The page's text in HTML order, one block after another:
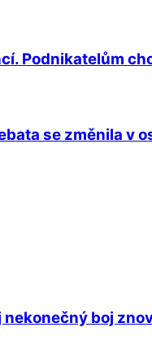
Podnikatelům
se změnila v
boj